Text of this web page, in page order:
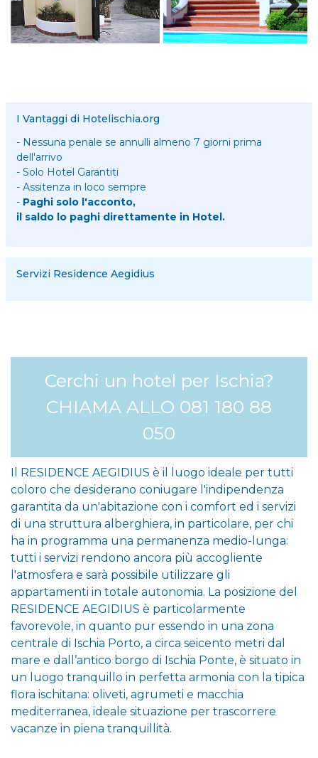
I Vantaggi di Hotelischia.org
- Nessuna penale se annulli almeno 7 giorni prima
dell'arrivo
- Solo Hotel Garantiti
- Assitenza in loco sempre
- Paghi solo l'acconto,
il saldo lo paghi direttamente in Hotel.
Servizi Residence Aegidius
Cerchi un hotel per Ischia?
CHIAMA ALLO 081 180 88
050
Il RESIDENCE AEGIDIUS è il luogo ideale per tutti
coloro che desiderano coniugare l'indipendenza
garantita da un'abitazione con i comfort ed i servizi
di una struttura alberghiera, in particolare, per chi
ha in programma una permanenza medio-lunga:
tutti i servizi rendono ancora più accogliente
l'atmosfera e sarà possibile utilizzare gli
appartamenti in totale autonomia. La posizione del
RESIDENCE AEGIDIUS è particolarmente
favorevole, in quanto pur essendo in una zona
centrale di Ischia Porto, a circa seicento metri dal
mare e dall’antico borgo di Ischia Ponte, è situato in
un luogo tranquillo in perfetta armonia con la tipica
flora ischitana: oliveti, agrumeti e macchia
mediterranea, ideale situazione per trascorrere
vacanze in piena tranquillità.